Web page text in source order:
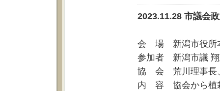
2023.11.28 市議会
会 場 新潟市役所
参加者 新潟市議
協 会 荒川理事長
内 容 協会から植